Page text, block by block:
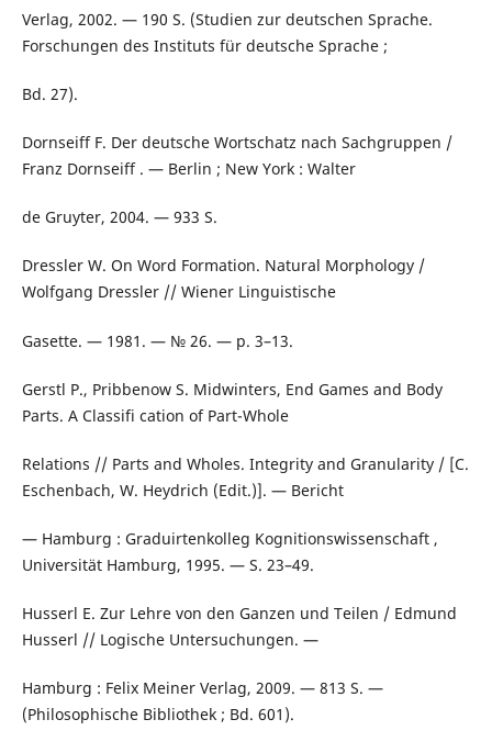
Verlag, 2002. — 190 S. (Studien zur deutschen Sprache.
Forschungen des Instituts für deutsche Sprache ;
Bd. 27).
Dornseiff F. Der deutsche Wortschatz nach Sachgruppen /
Franz Dornseiff . — Berlin ; New York : Walter
de Gruyter, 2004. — 933 S.
Dressler W. On Word Formation. Natural Morphology /
Wolfgang Dressler // Wiener Linguistische
Gasette. — 1981. — № 26. — p. 3–13.
Gerstl P., Pribbenow S. Midwinters, End Games and Body
Parts. A Classifi cation of Part-Whole
Relations // Parts and Wholes. Integrity and Granularity / [C.
Eschenbach, W. Heydrich (Edit.)]. — Bericht
— Hamburg : Graduirtenkolleg Kognitionswissenschaft ,
Universität Hamburg, 1995. — S. 23–49.
Husserl E. Zur Lehre von den Ganzen und Teilen / Edmund
Husserl // Logische Untersuchungen. —
Hamburg : Felix Meiner Verlag, 2009. — 813 S. —
(Philosophische Bibliothek ; Bd. 601).